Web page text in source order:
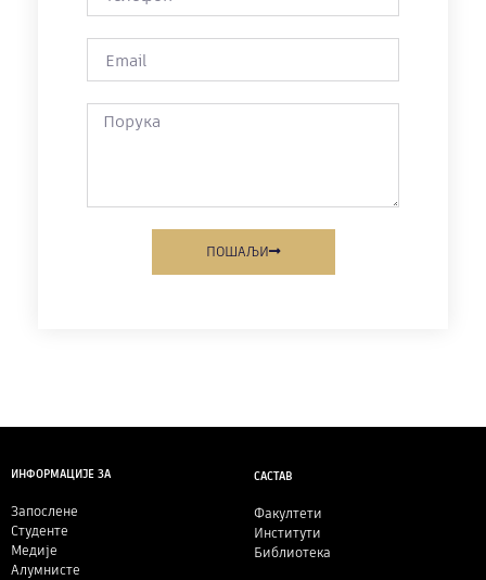
ПОШАЉИ
ИНФОРМАЦИЈЕ ЗА
Запослене
Студенте
Медије
Алумнисте
САСТАВ
Факултети
Институти
Библиотека